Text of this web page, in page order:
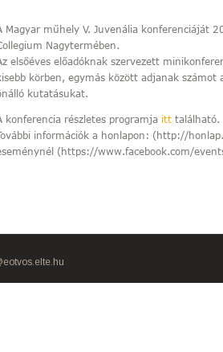
Magyar műhely V. Juvenália konferenciáját
Nagytermében.
elsőéves előadóknak szervezett
körben, egymás között adjanak
kutatásukat.
konferencia részletes programja itttalálható.
információk a honlapon: (http://
(https://www.facebook.com/